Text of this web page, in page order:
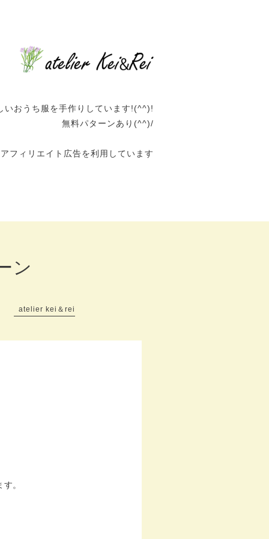
いおうち服を手作りしています!(^^)!
無料パターンあり(^^)/
フィリエイト広告を利用しています
ン
atelier kei＆rei
。